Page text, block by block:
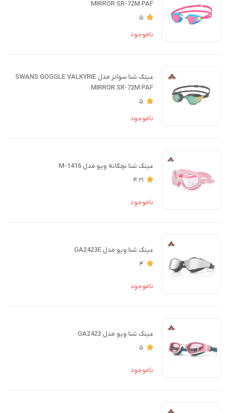
MIRROR SR-72M PAF
5
ناموجود
عینک شنا سوانز مدل SWANS GOGGLE VALKYRIE
MIRROR SR-72M PAF
5
ناموجود
عینک شنا بچگانه ویو مدل M-1416
4.21
ناموجود
عینک شنا ویو مدل GA2423E
4
ناموجود
عینک شنا ویو مدل GA2423
5
ناموجود